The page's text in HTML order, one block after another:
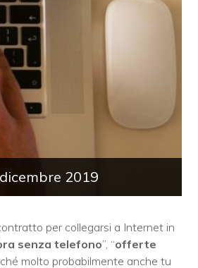
2019
per collegarsi a Internet in
senza telefono”, “offerte
molto probabilmente anche tu